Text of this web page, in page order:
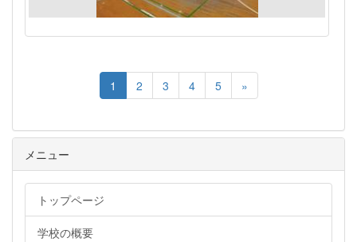
1 2 3 4 5 »
メニュー
トップページ
学校の概要